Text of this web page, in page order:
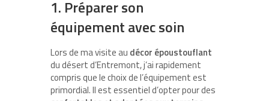
1. Préparer son
équipement avec soin
Lors de ma visite au décor époustouflant
du désert d’Entremont, j’ai rapidement
compris que le choix de l’équipement est
primordial. Il est essentiel d’opter pour des